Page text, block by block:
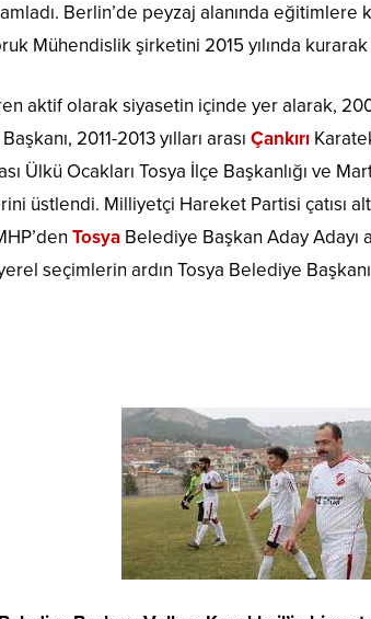
Berlin’de peyzaj alanında
Mühendislik şirketini 2015 yılında
aktif olarak siyasetin içinde yer alarak,
2011-2013 yılları arası Çankırı
Ülkü Ocakları Tosya İlçe Başkanlığı ve
üstlendi. Milliyetçi Hareket Partisi çatısı
Tosya Belediye Başkan Aday Adayı
seçimlerin ardın Tosya Belediye